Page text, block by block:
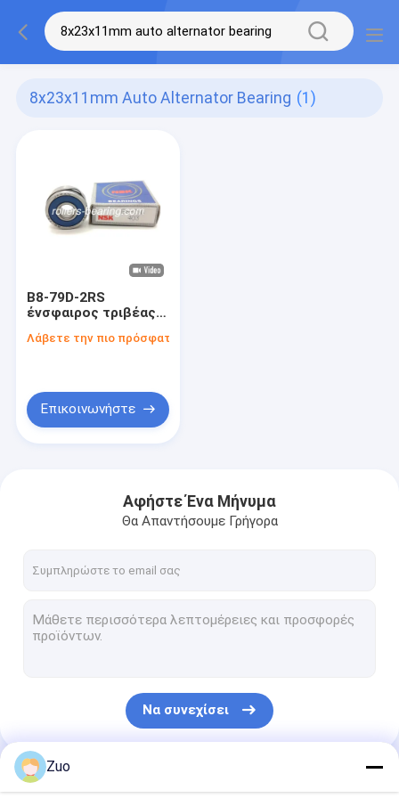
8x23x11mm Auto Alternator Bearing (1)
B8-79D-2RS
ένσφαιρος τριβέας
8x23x11mm
αντέχει 0.07KG
Λάβετε την πιο πρόσφατη τιμή
Επικοινωνήστε
Αφήστε Ένα Μήνυμα
Θα Απαντήσουμε Γρήγορα
Να συνεχίσει
Οι Κατηγορίες Μας
Zuo